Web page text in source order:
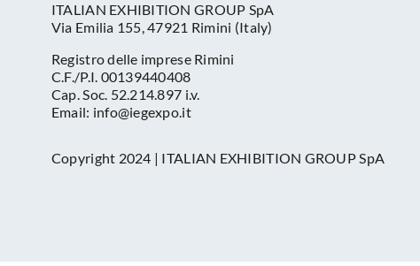
ITALIAN EXHIBITION GROUP SpA
Via Emilia 155, 47921 Rimini (Italy)
Registro delle imprese Rimini
C.F./P.I. 00139440408
Cap. Soc. 52.214.897 i.v.
Email: info@iegexpo.it
Copyright 2024 | ITALIAN EXHIBITION GROUP SpA